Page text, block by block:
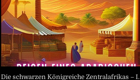
Die schwarzen Königreiche Zentralafrikas – I.